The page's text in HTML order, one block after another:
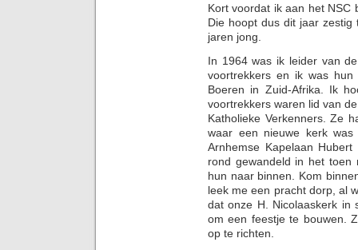
Kort voordat ik aan het NSC
Die hoopt dus dit jaar
jaren jong.
In 1964 was ik leider van
voortrekkers en ik was
Boeren in Zuid-Afrika. Ik
voortrekkers waren lid van
Katholieke Verkenners. Ze
waar een nieuwe kerk
Arnhemse Kapelaan
rond gewandeld in het toen
hun naar binnen. Kom
leek me een pracht dorp, al
dat onze H. Nicolaaskerk in
om een feestje te bouwen.
op te richten.